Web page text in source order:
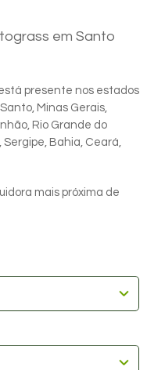
em Santo
presente nos estados
Minas Gerais,
Rio Grande do
Sergipe, Bahia, Ceará,
mais próxima de